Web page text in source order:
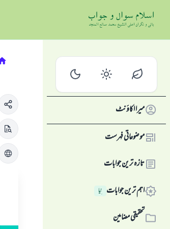
میرا اکاؤنٹ
موضوعاتی فہرست
تازہ ترین جوابات
اہم ترین جوابات نِیا
تحقیقی مضامین